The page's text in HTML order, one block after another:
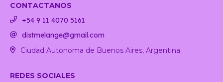
CONTACTANOS
+54 9 11 4070 5161
distmelange@gmail.com
Ciudad Autonoma de Buenos Aires, Argentina
REDES SOCIALES